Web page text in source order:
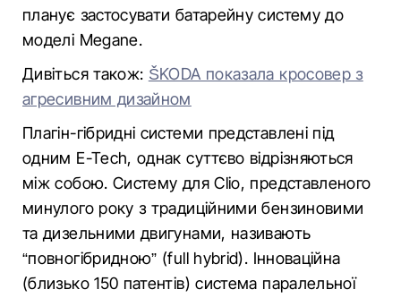
планує застосувати батарейну систему до
моделі Megane.
Дивіться також: ŠKODA показала кросовер з
агресивним дизайном
Плагін-гібридні системи представлені під
одним E-Tech, однак суттєво відрізняються
між собою. Систему для Clio, представленого
минулого року з традиційними бензиновими
та дизельними двигунами, називають
“повногібридною” (full hybrid). Інноваційна
(близько 150 патентів) система паралельної